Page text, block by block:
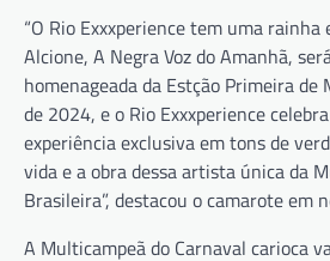
“O Rio Exxxperience tem uma
Alcione, A Negra Voz do Amanhã,
homenageada da Estção Primeira de
de 2024, e o Rio Exxxperience
experiência exclusiva em tons de
vida e a obra dessa artista única da
Brasileira”, destacou o camarote em
A Multicampeã do Carnaval carioca